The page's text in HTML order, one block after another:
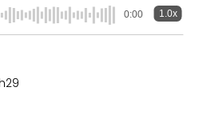
0:00 1.0x